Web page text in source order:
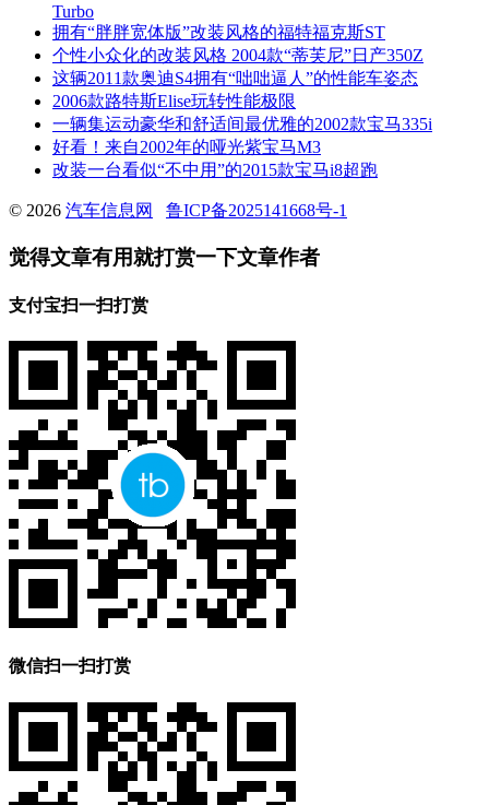
Turbo
拥有“胖胖宽体版”改装风格的福特福克斯ST
个性小众化的改装风格 2004款“蒂芙尼”日产350Z
这辆2011款奥迪S4拥有“咄咄逼人”的性能车姿态
2006款路特斯Elise玩转性能极限
一辆集运动豪华和舒适间最优雅的2002款宝马335i
好看！来自2002年的哑光紫宝马M3
改装一台看似“不中用”的2015款宝马i8超跑
© 2026 汽车信息网 鲁ICP备2025141668号-1
觉得文章有用就打赏一下文章作者
支付宝扫一扫打赏
微信扫一扫打赏